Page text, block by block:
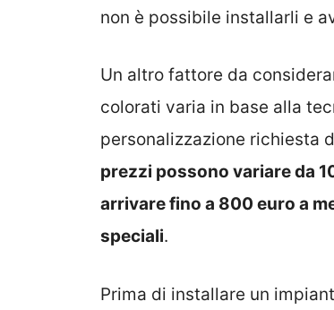
non è possibile installarli e
Un altro fattore da
colorati varia in base alla
personalizzazione richiesta
prezzi possono variare da
arrivare fino a 800 euro a
speciali.
Prima di installare un